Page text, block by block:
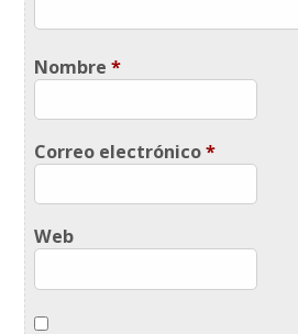
Nombre*
Correo electrónico*
Web